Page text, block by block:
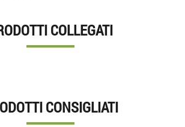
COLLEGATI
CONSIGLIATI